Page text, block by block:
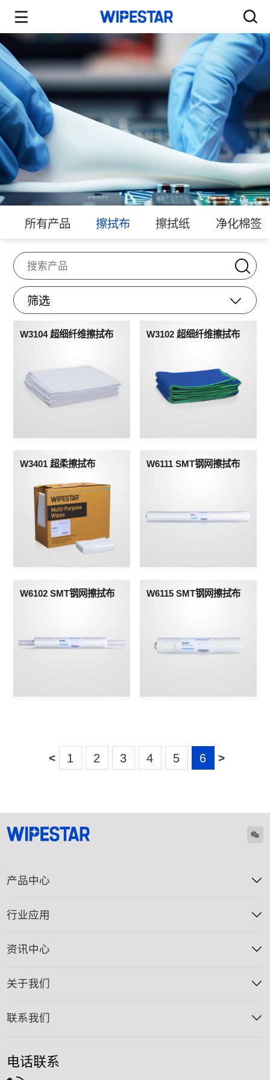
所有产品 擦拭布 擦拭纸 净化棉签
筛选
W3104 超细纤维擦拭布 W3102 超细纤维擦拭布
W3401 超柔擦拭布 W6111 SMT钢网擦拭布
W6102 SMT钢网擦拭布 W6115 SMT钢网擦拭布
< 1 2 3 4 5 6 >
产品中心
行业应用
资讯中心
关于我们
联系我们
电话联系